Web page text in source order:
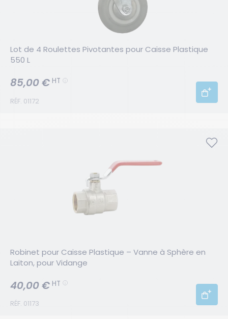
Lot de 4 Roulettes Pivotantes pour Caisse Plastique
550 L
RÉF. 01172
85,00 € HT
Robinet pour Caisse Plastique – Vanne à Sphère en
Laiton, pour Vidange
RÉF. 01173
40,00 € HT